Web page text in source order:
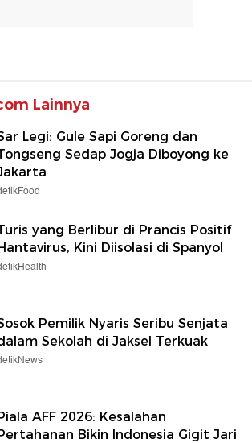
Lainnya
Legi: Gule Sapi Goreng dan
Sedap Jogja Diboyong ke
yang Berlibur di Prancis Positif
Kini Diisolasi di Spanyol
Pemilik Nyaris Seribu Senjata
Sekolah di Jaksel Terkuak
AFF 2026: Kesalahan
Bikin Indonesia Gigit Jari